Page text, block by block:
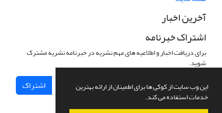
این وب سایت از کوکی ها برای اطمینان از ارائه بهترین
خدمات استفاده می کند.
آخرین اخبار
اشتراک خبرنامه
برای دریافت اخبار و اطلاعیه های مهم نشریه در خبرنامه نشریه مشترک
شوید.
اشتراک